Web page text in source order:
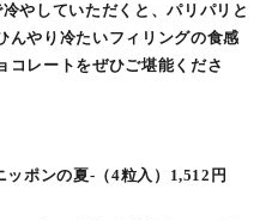
やしていただくと、パリパリと
んやり冷たいフィリングの食感
コレートをぜひご堪能くださ
ポンの夏-（4粒入）1,512円